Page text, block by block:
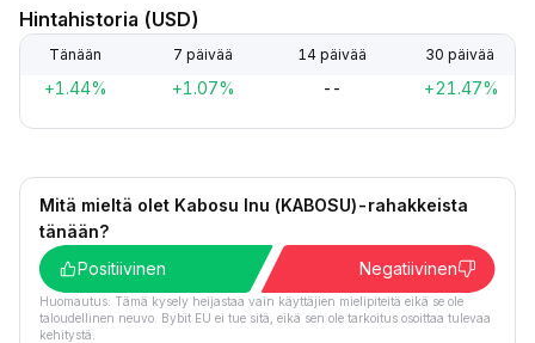
Hintahistoria (USD)
Tänään 7 päivää 14 päivää 30 päivää
+1.44% +1.07% -- +21.47%
Mitä mieltä olet Kabosu Inu (KABOSU)-rahakkeista
tänään?
Positiivinen
Negatiivinen
Huomautus: Tämä kysely heijastaa vain käyttäjien mielipiteitä eikä se ole
taloudellinen neuvo. Bybit EU ei tue sitä, eikä sen ole tarkoitus osoittaa tulevaa
kehitystä.